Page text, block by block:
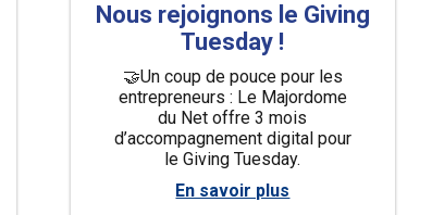
Nous rejoignons le Giving
Tuesday !
🤝Un coup de pouce pour les
entrepreneurs : Le Majordome
du Net offre 3 mois
d’accompagnement digital pour
le Giving Tuesday.
En savoir plus